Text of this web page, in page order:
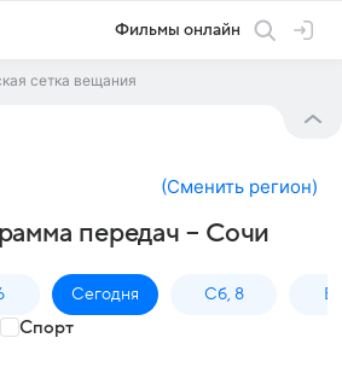
Фильмы онлайн
сетка вещания
(Сменить регион)
передач – Сочи
Сегодня Сб, 8
Спорт